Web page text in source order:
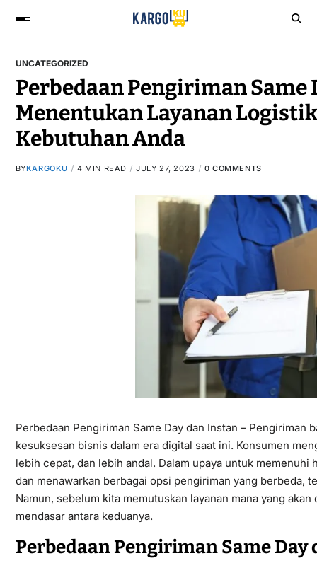
UNCATEGORIZED
Perbedaan Pengiriman Same
Menentukan Layanan
Kebutuhan Anda
BYKARGOKU 4 MIN READ JULY 27, 2023 0 COMMENTS
Perbedaan Pengiriman Same Day dan Instan –
kesuksesan bisnis dalam era digital saat ini. Konsumen
lebih cepat, dan lebih andal. Dalam upaya untuk
dan menawarkan berbagai opsi pengiriman yang berbeda,
Namun, sebelum kita memutuskan layanan mana yang
mendasar antara keduanya.
Perbedaan Pengiriman Same Day